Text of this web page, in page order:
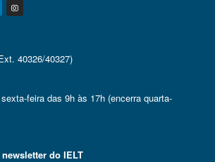
Instagram
40326/40327)
feira das 9h às 17h (encerra quarta-
do IELT